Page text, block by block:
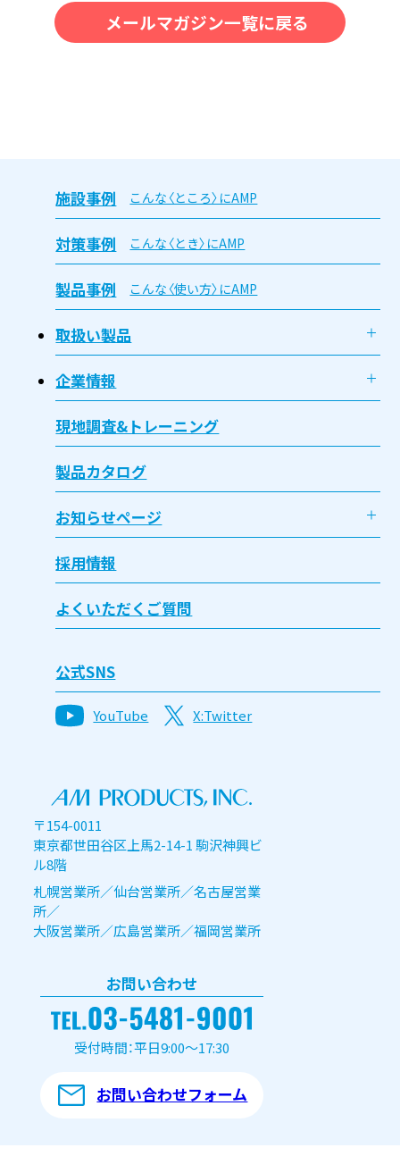
メールマガジン一覧に戻る
施設事例 こんな〈ところ〉にAMP
対策事例 こんな〈とき〉にAMP
製品事例 こんな〈使い方〉にAMP
取扱い製品
企業情報
現地調査&トレーニング
製品カタログ
お知らせページ
採用情報
よくいただくご質問
公式SNS
YouTube X:Twitter
〒154-0011
東京都世田谷区上馬2-14-1 駒沢神興ビ
ル8階
札幌営業所／仙台営業所／名古屋営業
所／
大阪営業所／広島営業所／福岡営業所
お問い合わせ
受付時間：平日9:00～17:30
お問い合わせフォーム